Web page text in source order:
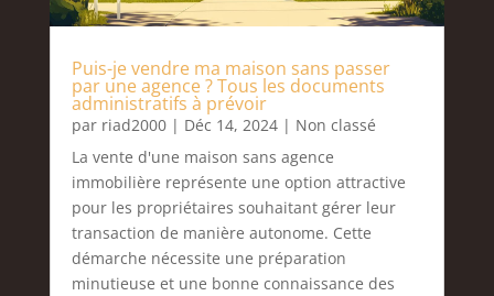
Puis-je vendre ma maison sans passer
par une agence ? Tous les documents
administratifs à prévoir
par riad2000| Déc 14, 2024| Non classé
La vente d'une maison sans agence
immobilière représente une option attractive
pour les propriétaires souhaitant gérer leur
transaction de manière autonome. Cette
démarche nécessite une préparation
minutieuse et une bonne connaissance des